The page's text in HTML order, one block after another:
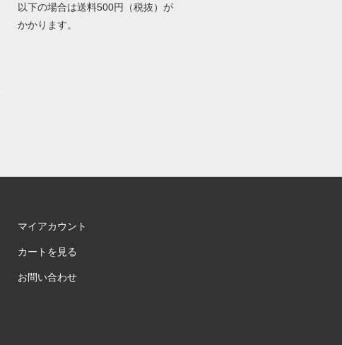
以下の場合は送料500円（税抜）が
かかります。
マイアカウント
カートを見る
お問い合わせ